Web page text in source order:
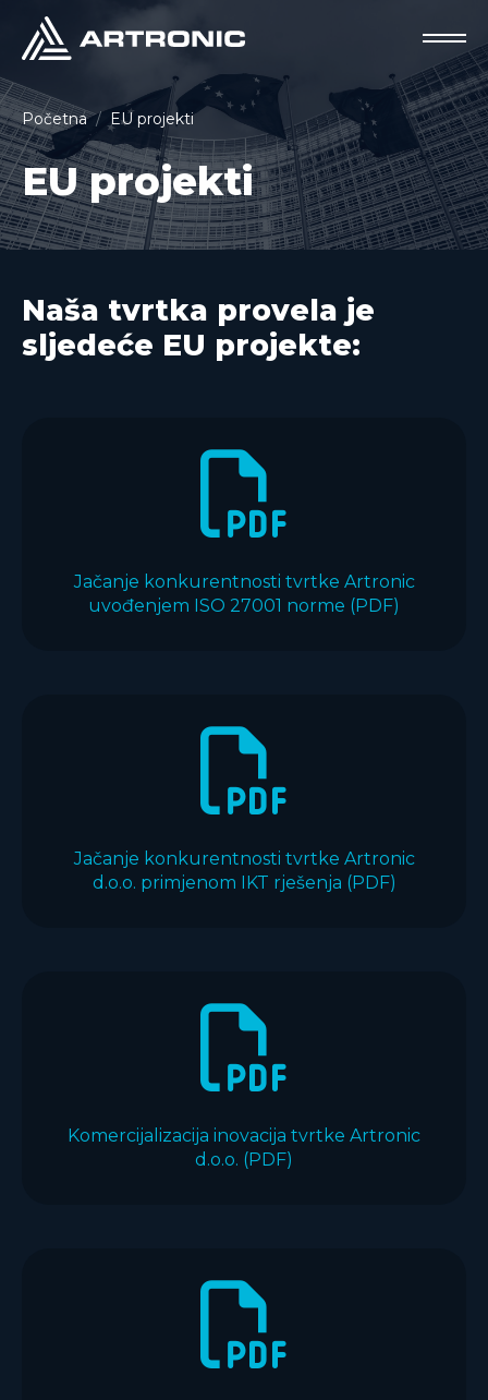
Početna EU projekti
EU projekti
Naša tvrtka provela je
sljedeće EU projekte:
Jačanje konkurentnosti tvrtke Artronic
uvođenjem ISO 27001 norme (PDF)
Jačanje konkurentnosti tvrtke Artronic
d.o.o. primjenom IKT rješenja (PDF)
Komercijalizacija inovacija tvrtke Artronic
d.o.o. (PDF)